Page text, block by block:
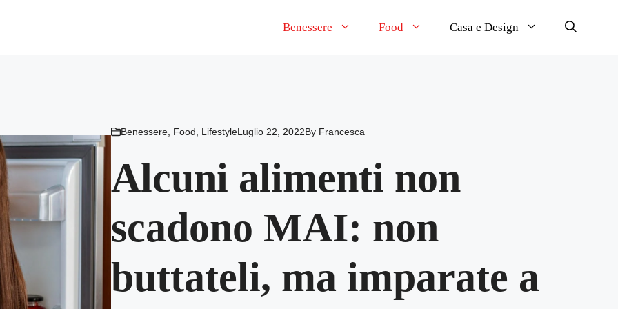
Benessere Food Casa e Design
Benessere, Food LifestyleLuglio 22, 2022By Francesca
Alcuni alimenti non
scadono MAI: non
buttateli, ma imparate a